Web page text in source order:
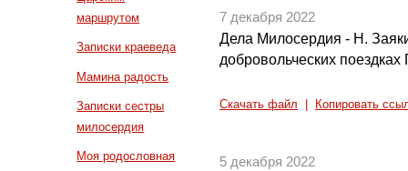
маршрутом
Записки краеведа
Мамина радость
Записки сестры
милосердия
Моя родословная
7 декабря 2022
Дела Милосердия - Н.
добровольческих
Скачать файл Копировать
5 декабря 2022